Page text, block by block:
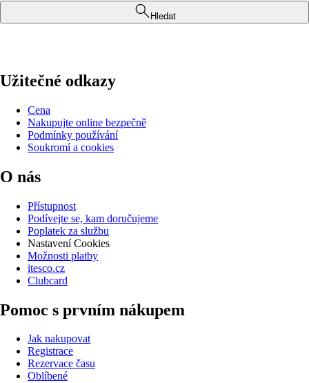
Hledat
Užitečné odkazy
Cena
Nakupujte online bezpečně
Podmínky používání
Soukromí a cookies
O nás
Přístupnost
Podívejte se, kam doručujeme
Poplatek za službu
Nastavení Cookies
Možnosti platby
itesco.cz
Clubcard
Pomoc s prvním nákupem
Jak nakupovat
Registrace
Rezervace času
Oblíbené